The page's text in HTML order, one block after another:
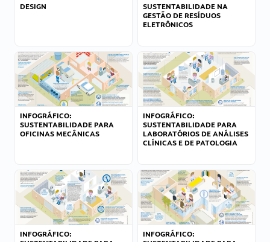
DESIGN
SUSTENTABILIDADE NA
GESTÃO DE RESÍDUOS
ELETRÔNICOS
INFOGRÁFICO:
SUSTENTABILIDADE PARA
OFICINAS MECÂNICAS
INFOGRÁFICO:
SUSTENTABILIDADE PARA
LABORATÓRIOS DE ANÁLISES
CLÍNICAS E DE PATOLOGIA
INFOGRÁFICO:
INFOGRÁFICO: